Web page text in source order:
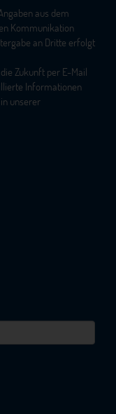
aus dem
Kommunikation
an Dritte erfolgt
Zukunft per E-Mail
Informationen
unserer